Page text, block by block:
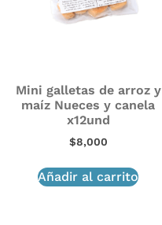
Mini galletas de arroz y
maíz Nueces y canela
x12und
$8,000
Añadir al carrito